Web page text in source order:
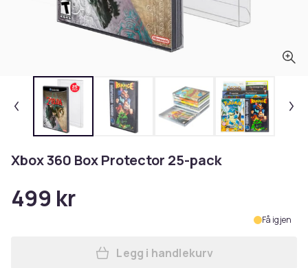
Xbox 360 Box Protector 25-pack
499 kr
Få igjen
Legg Xbox 360 Box
Legg i handlekurv